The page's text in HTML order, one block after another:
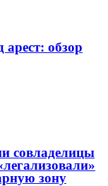
обзор
совладелицы
зону